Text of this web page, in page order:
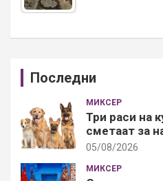
Последни
МИКСЕР
Три раси на
сметаат за
05/08/2026
МИКСЕР